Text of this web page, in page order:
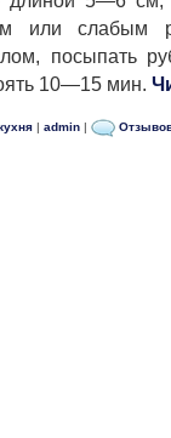
или слабым
посыпать
10—15 мин.
| admin |